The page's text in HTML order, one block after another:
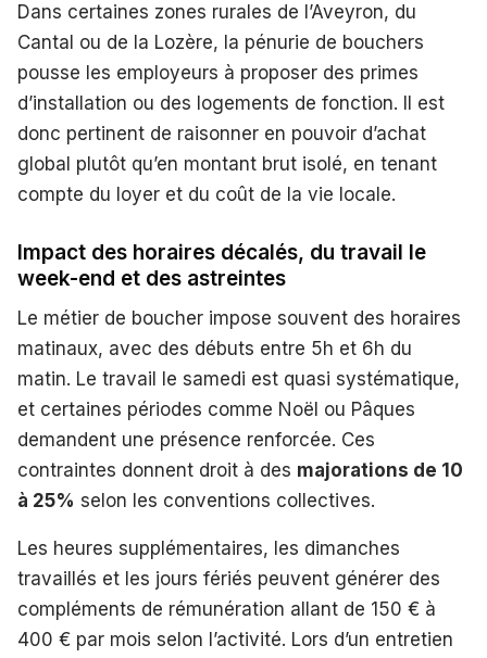
Dans certaines zones rurales de l’Aveyron, du
Cantal ou de la Lozère, la pénurie de bouchers
pousse les employeurs à proposer des primes
d’installation ou des logements de fonction. Il est
donc pertinent de raisonner en pouvoir d’achat
global plutôt qu’en montant brut isolé, en tenant
compte du loyer et du coût de la vie locale.
Impact des horaires décalés, du travail le
week-end et des astreintes
Le métier de boucher impose souvent des horaires
matinaux, avec des débuts entre 5h et 6h du
matin. Le travail le samedi est quasi systématique,
et certaines périodes comme Noël ou Pâques
demandent une présence renforcée. Ces
contraintes donnent droit à des majorations de 10
à 25% selon les conventions collectives.
Les heures supplémentaires, les dimanches
travaillés et les jours fériés peuvent générer des
compléments de rémunération allant de 150 € à
400 € par mois selon l’activité. Lors d’un entretien